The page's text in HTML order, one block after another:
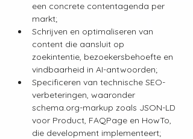
een concrete contentagenda per
markt;
Schrijven en optimaliseren van
content die aansluit op
zoekintentie, bezoekersbehoefte en
vindbaarheid in AI-antwoorden;
Specificeren van technische SEO-
verbeteringen, waaronder
schema.org-markup zoals JSON-LD
voor Product, FAQPage en HowTo,
die development implementeert;